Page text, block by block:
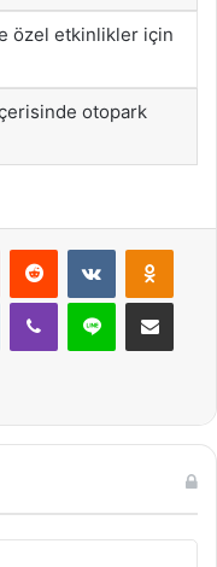
özel etkinlikler için
otopark
PinterestReddit VKontakte
TelegramViber Line E-Posta ile